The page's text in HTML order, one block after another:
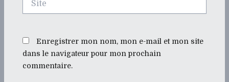
Enregistrer mon nom, mon e-mail et mon site
dans le navigateur pour mon prochain
commentaire.